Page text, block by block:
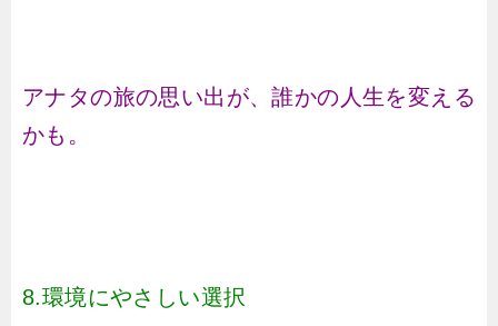
アナタの旅の思い出が、誰かの人生を変える
かも。
8.環境にやさしい選択